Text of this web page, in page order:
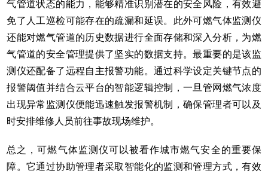
气管道状态的能力，能够精准识别潜在的安全风险，有效避
免了人工巡检可能存在的疏漏和延误。此外可燃气体监测仪
还能对燃气管道的历史数据进行全面存储和深入分析，为燃
气管道的安全管理提供了坚实的数据支持。最重要的是该监
测仪还配备了远程自主报警功能。通过科学设定关键节点的
报警阈值并结合云平台的智能逻辑控制，一旦管网燃气浓度
出现异常监测仪便能迅速触发报警机制，确保管理者可以及
时安排维修人员前往事故现场维护。
总之，可燃气体监测仪可以被看作城市燃气安全的重要保
障。它通过协助管理者采取智能化的监测和管理方式，有效